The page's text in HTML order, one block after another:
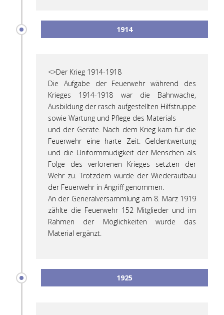
1914
<>Der Krieg 1914-1918
Die Aufgabe der Feuerwehr während des
Krieges 1914-1918 war die Bahnwache,
Ausbildung der rasch aufgestellten Hilfstruppe
sowie Wartung und Pflege des Materials
und der Geräte. Nach dem Krieg kam für die
Feuerwehr eine harte Zeit. Geldentwertung
und die Uniformmüdigkeit der Menschen als
Folge des verlorenen Krieges setzten der
Wehr zu. Trotzdem wurde der Wiederaufbau
der Feuerwehr in Angriff genommen.
An der Generalversammlung am 8. März 1919
zählte die Feuerwehr 152 Mitglieder und im
Rahmen der Möglichkeiten wurde das
Material ergänzt.
1925